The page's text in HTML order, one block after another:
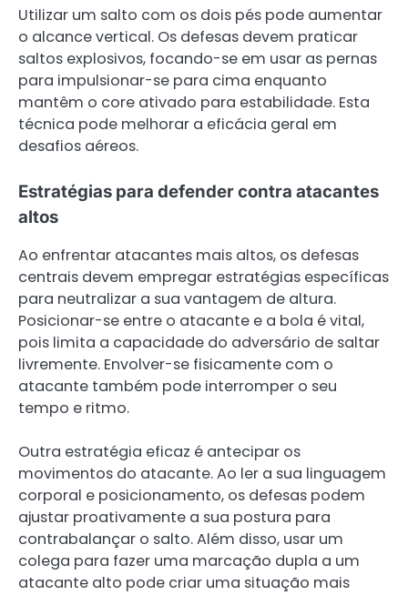
Utilizar um salto com os dois pés pode aumentar
o alcance vertical. Os defesas devem praticar
saltos explosivos, focando-se em usar as pernas
para impulsionar-se para cima enquanto
mantêm o core ativado para estabilidade. Esta
técnica pode melhorar a eficácia geral em
desafios aéreos.
Estratégias para defender contra atacantes
altos
Ao enfrentar atacantes mais altos, os defesas
centrais devem empregar estratégias específicas
para neutralizar a sua vantagem de altura.
Posicionar-se entre o atacante e a bola é vital,
pois limita a capacidade do adversário de saltar
livremente. Envolver-se fisicamente com o
atacante também pode interromper o seu
tempo e ritmo.
Outra estratégia eficaz é antecipar os
movimentos do atacante. Ao ler a sua linguagem
corporal e posicionamento, os defesas podem
ajustar proativamente a sua postura para
contrabalançar o salto. Além disso, usar um
colega para fazer uma marcação dupla a um
atacante alto pode criar uma situação mais